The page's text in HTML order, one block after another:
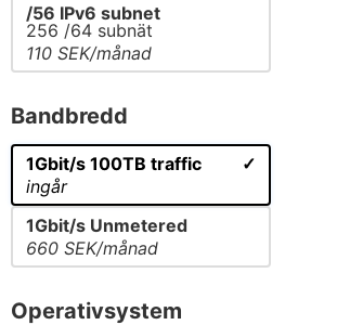
/56 IPv6 subnet
256 /64 subnät
110 SEK/månad
Bandbredd
1Gbit/s 100TB traffic
ingår
1Gbit/s Unmetered
660 SEK/månad
Operativsystem